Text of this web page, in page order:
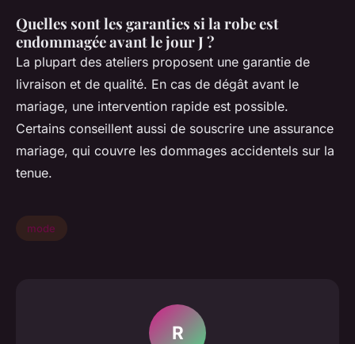
Quelles sont les garanties si la robe est
endommagée avant le jour J ?
La plupart des ateliers proposent une garantie de
livraison et de qualité. En cas de dégât avant le
mariage, une intervention rapide est possible.
Certains conseillent aussi de souscrire une assurance
mariage, qui couvre les dommages accidentels sur la
tenue.
mode
R